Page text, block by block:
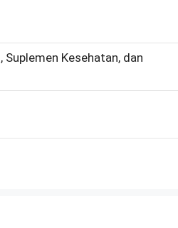
Kesehatan, dan